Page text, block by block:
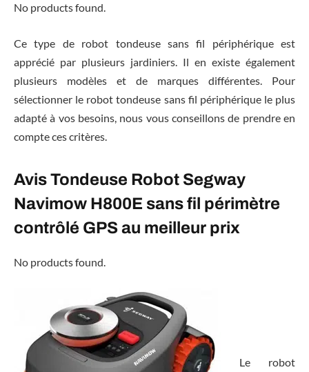
No products found.
Ce type de robot tondeuse sans fil périphérique est
apprécié par plusieurs jardiniers. Il en existe également
plusieurs modèles et de marques différentes. Pour
sélectionner le robot tondeuse sans fil périphérique le plus
adapté à vos besoins, nous vous conseillons de prendre en
compte ces critères.
Avis Tondeuse Robot Segway
Navimow H800E sans fil périmètre
contrôlé GPS au meilleur prix
No products found.
Le robot